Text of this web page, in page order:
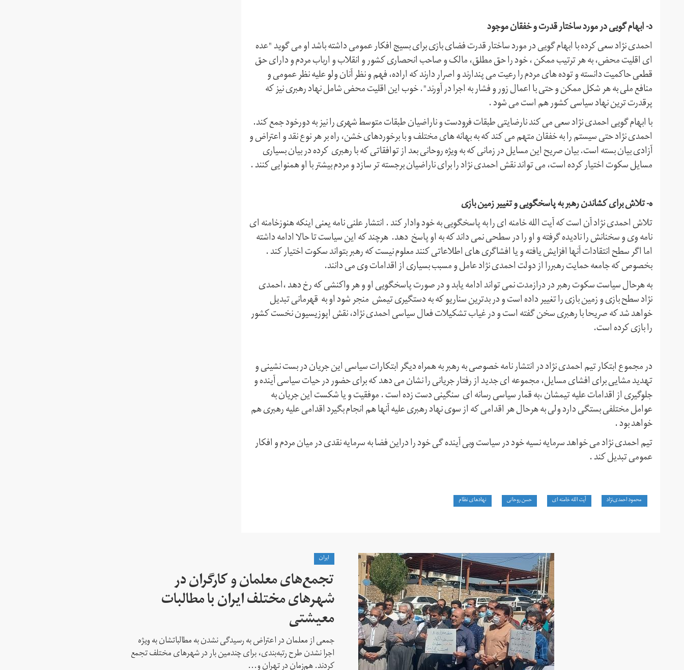
د- ابهام گویی در مورد ساختار قدرت و خفقان موجود
احمدی نژاد سعی کرده با ابهام گویی در مورد ساختار قدرت فضای بازی برای بسیج افکار عمومی داشته باشد او می گوید "عده
ای اقلیت محض، به هر ترتیب ممکن ، خود را حق مطلق، مالک و صاحب انحصاری کشور و انقلاب و ارباب مردم و دارای حق
قطعی حاکمیت دانسته و توده های مردم را رعیت می پندارند و اصرار دارند که اراده، فهم و نظر آنان ولو علیه نظر عمومی و
منافع ملی به هر شکل ممکن و حتی با اعمال زور و فشار به اجرا در آورند". خوب این اقلیت محض شامل نهاد رهبری نیز که
پرقدرت ترین نهاد سیاسی کشور هم است می شود .
با ابهام گویی احمدی نژاد سعی می کند نارضایتی طبقات فرودست و ناراضیان طبقات متوسط شهری را نیز به دورخود جمع کند.
احمدی نژاد حتی سیستم را به خفقان متهم می کند که به بهانه های مختلف و با برخوردهای خشن، راه بر هر نوع نقد و اعتراض و
آزادی بیان بسته است. بیان صریح این مسایل در زمانی که به ویژه روحانی بعد از توافقاتی که با رهبری کرده در بیان بسیاری
مسایل سکوت اختیار کرده است، می تواند نقش احمدی نژاد را برای ناراضیان برجسته تر سازد و مردم بیشتر با او همنوایی کنند .
ه- تلاش برای کشاندن رهبر به پاسخگویی و تغییر زمین بازی
تلاش احمدی نژاد آن است که آیت الله خامنه ای را به پاسخگویی به خود وادار کند . انتشار علنی نامه یعنی اینکه هنوزخامنه ای
نامه وی و سخنانش را نادیده گرفته و او را در سطحی نمی داند که به او پاسخ دهد. هرچند که این سیاست تا حالا ادامه داشته
اما اگر سطح انتقادات آنها افزایش یافته و یا افشاگری های اطلاعاتی کنند معلوم نیست که رهبر بتواند سکوت اختیار کند .
بخصوص که جامعه حمایت رهبررا از دولت احمدی نژاد عامل و مسبب بسیاری از اقدامات وی می دانند.
به هرحال سیاست سکوت رهبر در درازمدت نمی تواند ادامه یابد و در صورت پاسخگویی او و هر واکنشی که رخ دهد ،احمدی
نژاد سطح بازی و زمین بازی را تغییر داده است و در بدترین سناریو که به دستگیری تیمش منجر شود او به قهرمانی تبدیل
خواهد شد که صریحا با رهبری سخن گفته است و در غیاب تشکیلات فعال سیاسی احمدی نژاد، نقش اپوزیسیون نخست کشور
را بازی کرده است.
در مجموع ابتکار تیم احمدی نژاد در انتشار نامه خصوصی به رهبر به همراه دیگر ابتکارات سیاسی این جریان در بست نشینی و
تهدید مشایی برای افشای مسایل، مجموعه ای جدید از رفتار جریانی را نشان می دهد که برای حضور در حیات سیاسی آینده و
جلوگیری از اقدامات علیه تیمشان ،به قمار سیاسی رسانه ای سنگینی دست زده است . موفقیت و یا شکست این جریان به
عوامل مختلفی بستگی دارد ولی به هرحال هر اقدامی که از سوی نهاد رهبری علیه آنها هم انجام بگیرد اقدامی علیه رهبری هم
خواهد بود .
تیم احمدی نژاد می خواهد سرمایه نسیه خود در سیاست وبی آینده گی خود را دراین فضا به سرمایه نقدی در میان مردم و افکار
عمومی تبدیل کند .
محمود احمدی‌نژاد آیت الله خامنه ای حسن روحانی نهادهای نظام
ايران
تجمع‌های معلمان و کارگران در
شهرهای مختلف ایران با مطالبات
معیشتی
جمعی از معلمان در اعتراض به رسیدگی نشدن به مطالباتشان به ویژه
اجرا نشدن طرح رتبه‌بندی، برای چندمین بار در شهرهای مختلف تجمع